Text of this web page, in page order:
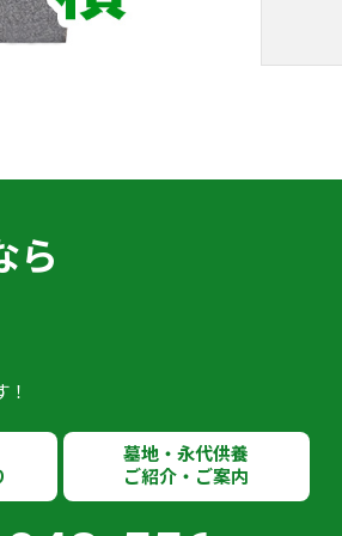
ら
墓地・永代供養
ご紹介・ご案内